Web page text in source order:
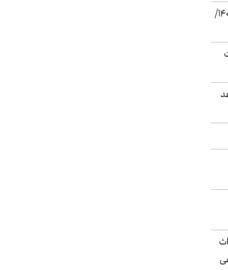
قیمت دلار در بازار آزاد امروز جمعه ۱۶ مرداد ۱۴۰۵/